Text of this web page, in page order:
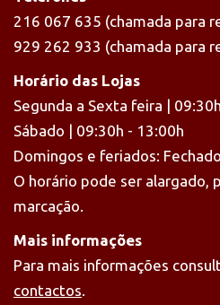
216 067 635 (chamada para
929 262 933 (chamada para
Horário das Lojas
Segunda a Sexta feira |
Sábado | 09:30h - 13:00h
Domingos e feriados: Fechado
O horário pode ser alargado,
marcação.
Mais informações
Para mais informações
contactos